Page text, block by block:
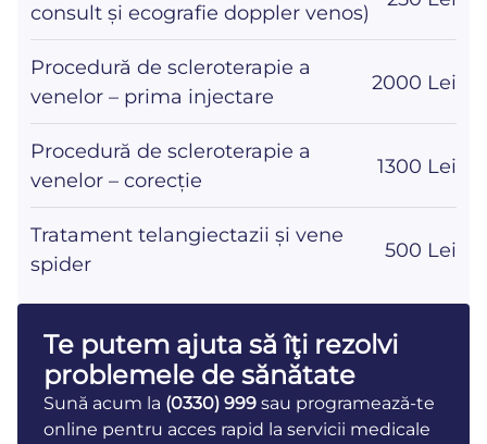
consult și ecografie doppler venos)
Procedură de scleroterapie a
venelor – prima injectare
2000 Lei
Procedură de scleroterapie a
venelor – corecție
1300 Lei
Tratament telangiectazii și vene
spider
500 Lei
Te putem ajuta să îţi rezolvi
problemele de sănătate
Sună acum la (0330) 999 sau programează-te
online pentru acces rapid la servicii medicale